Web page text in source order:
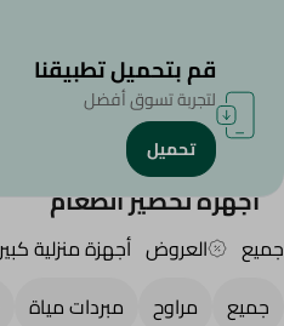
الرئيسية /الأجهزة المنزلية
أجهزة تحضير الطعام
جميع العروض أجهزة منزلية
جميع
مراوح مبردات مياة
قم بتحميل تطبيقنا
لتجربة تسوق أفضل
تحميل